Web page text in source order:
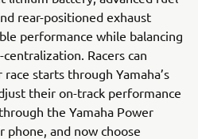
rear-positioned exhaust
performance while balancing
Racers can
starts through Yamaha’s
their on-track performance
the Yamaha Power
and now choose